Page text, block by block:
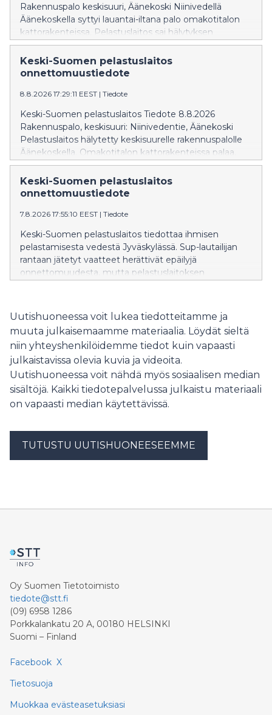
Rakennuspalo keskisuuri, Äänekoski Niinivedellä
Äänekoskella syttyi lauantai-iltana palo omakotitalon
kattorakenteissa. Pelastuslaitos sai hälytyksen
keskisuuresta rakennuspalosta 17:04. Pelastuslaitos on
saanut palon hallintaan, mutta sammutustyöt jatkuvat
edelleen. Palossa ei ole henkilövahinkoja. Savu – ja
Jälkisammutustyöt jatkuvat toistaiseksi eikä palosta
ole vaaraa muille asukkaille.
Keski-Suomen pelastuslaitos
onnettomuustiedote
8.8.2026 17:29:11 EEST | Tiedote
Keski-Suomen pelastuslaitos Tiedote 8.8.2026
Rakennuspalo, keskisuuri: Niinivedentie, Äänekoski
Pelastuslaitos hälytetty keskisuurelle rakennuspalolle
Äänekoskella. Omakotitalon kattorakenteissa palaa.
Sammutustoiminta on käynnissä. Pelastuslaitos
tiedottaa tehtävästä lisää klo 19 mennessä.
Keski-Suomen pelastuslaitos
onnettomuustiedote
7.8.2026 17:55:10 EEST | Tiedote
Keski-Suomen pelastuslaitos tiedottaa ihmisen
pelastamisesta vedestä Jyväskylässä. Sup-lautailijan
rantaan jätetyt vaatteet herättivät epäilyjä
onnettomuudesta, mutta pelastuslaitoksen
Uutishuoneessa voit lukea tiedotteitamme ja
muuta julkaisemaamme materiaalia. Löydät sieltä
niin yhteyshenkilöidemme tiedot kuin vapaasti
julkaistavissa olevia kuvia ja videoita.
Uutishuoneessa voit nähdä myös sosiaalisen median
sisältöjä. Kaikki tiedotepalvelussa julkaistu materiaali
on vapaasti median käytettävissä.
TUTUSTU UUTISHUONEESEEMME
Oy Suomen Tietotoimisto
tiedote@stt.fi
(09) 6958 1286
Porkkalankatu 20 A, 00180 HELSINKI
Suomi – Finland
Facebook X
Tietosuoja
Muokkaa evästeasetuksiasi